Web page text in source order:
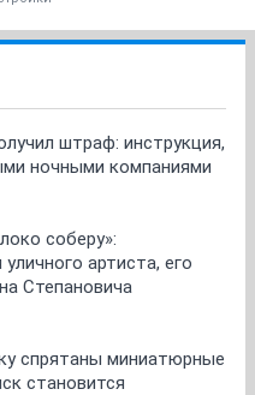
штраф: инструкция,
ночными компаниями
соберу»:
артиста, его
Степановича
спрятаны миниатюрные
становится